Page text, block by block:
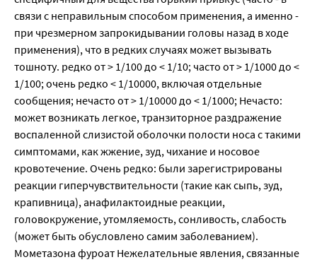
связи с неправильным способом применения, а именно -
при чрезмерном запрокидывании головы назад в ходе
применения), что в редких случаях может вызывать
тошноту. редко от > 1/100 до < 1/10; часто от > 1/1000 до <
1/100; очень редко < 1/10000, включая отдельные
сообщения; нечасто от > 1/10000 до < 1/1000; Нечасто:
может возникать легкое, транзиторное раздражение
воспаленной слизистой оболочки полости носа с такими
симптомами, как жжение, зуд, чихание и носовое
кровотечение. Очень редко: были зарегистрированы
реакции гиперчувствительности (такие как сыпь, зуд,
крапивница), анафилактоидные реакции,
головокружение, утомляемость, сонливость, слабость
(может быть обусловлено самим заболеванием).
Мометазона фуроат Нежелательные явления, связанные